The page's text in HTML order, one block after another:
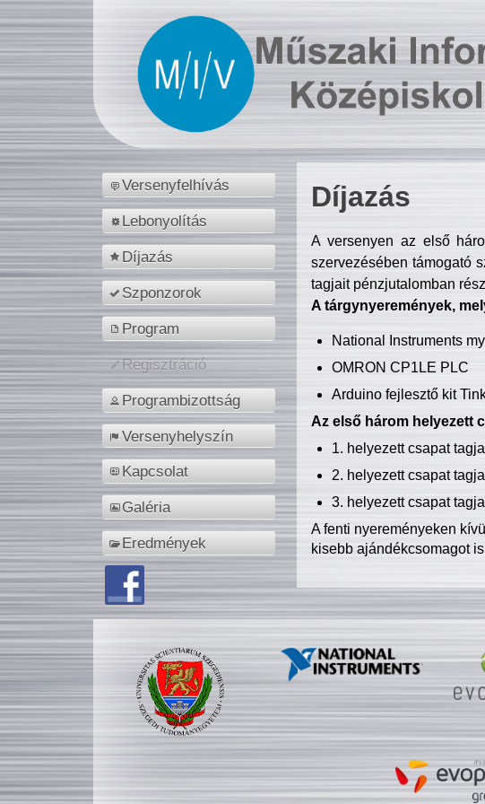
Versenyfelhívás
Lebonyolítás
Díjazás
Szponzorok
Program
Regisztráció
Programbizottság
Versenyhelyszín
Kapcsolat
Galéria
Eredmények
Díjazás
A versenyen az első
szervezésében támogató
tagjait pénzjutalomban
A tárgynyeremények,
National Instruments
OMRON CP1LE PLC
Arduino fejlesztő kit
Az első három helyezett
1. helyezett csapat
2. helyezett csapat
3. helyezett csapat
A fenti nyereményeken
kisebb ajándékcsomagot is